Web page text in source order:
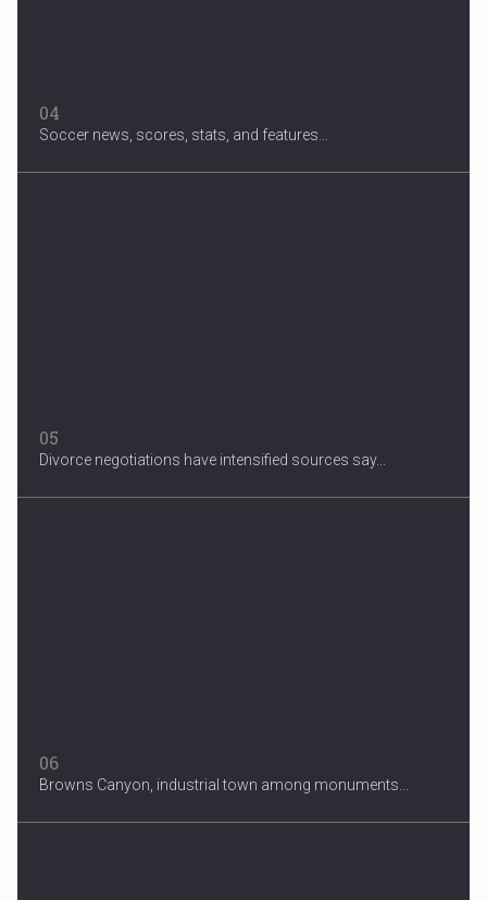
04
Soccer news, scores, stats, and features...
05
Divorce negotiations have intensified sources say...
06
Browns Canyon, industrial town among monuments...